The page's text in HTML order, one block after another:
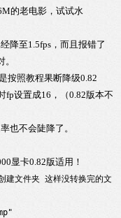
的老电影，试试水
降至1.5fps，而且报错了
按照教程果断降级0.82
fp设置成16，（0.82版本不
也不会陡降了。
显卡0.82版适用！
建文件夹 这样没转换完的文